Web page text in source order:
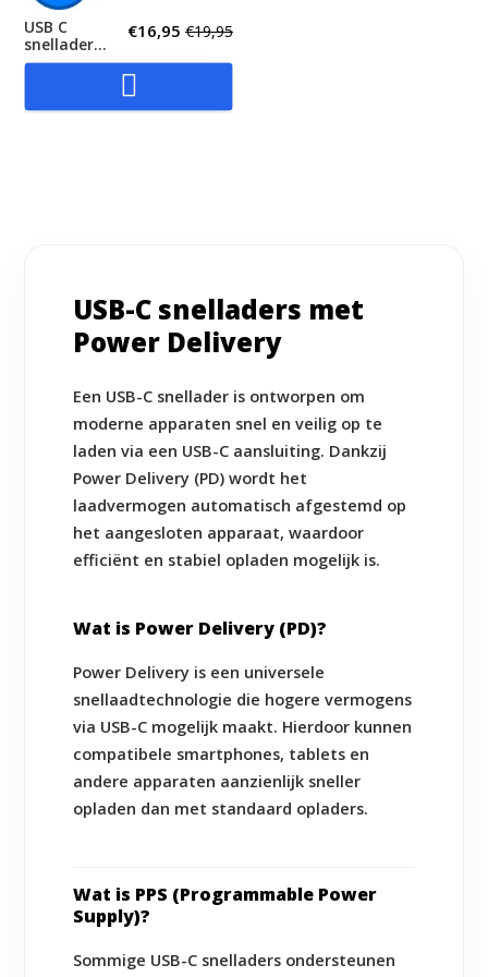
USB C
snellader
20W – PD 3.0
€16,95 €19,95

USB-C snelladers met
Power Delivery
Een USB-C snellader is ontworpen om
moderne apparaten snel en veilig op te
laden via een USB-C aansluiting. Dankzij
Power Delivery (PD) wordt het
laadvermogen automatisch afgestemd op
het aangesloten apparaat, waardoor
efficiënt en stabiel opladen mogelijk is.
Wat is Power Delivery (PD)?
Power Delivery is een universele
snellaadtechnologie die hogere vermogens
via USB-C mogelijk maakt. Hierdoor kunnen
compatibele smartphones, tablets en
andere apparaten aanzienlijk sneller
opladen dan met standaard opladers.
Wat is PPS (Programmable Power
Supply)?
Sommige USB-C snelladers ondersteunen